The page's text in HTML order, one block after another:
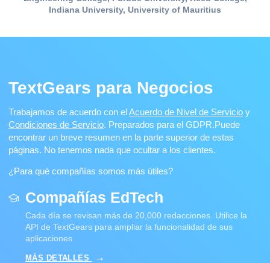
Indiana University, University of Mauritius
TextGears para Negocios
Trabajamos de acuerdo con elAcuerdo de Nivel de Servicio y
Condiciones de Servicio. Preparados para el GDPR.Puede
encontrar un breve resumen en la parte superior de estas
páginas. No tenemos nada que ocultar a los clientes.
¿Para qué compañías somos más útiles?
Compañías EdTech
Cada día se revisan más de 20,000 redacciones. Utilice la
API de TextGears para ampliar la funcionalidad de sus
aplicaciones
MÁS DETALLES